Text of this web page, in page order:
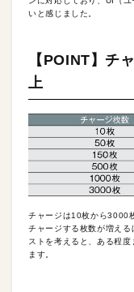
いと感じました。
【POINT】チ
上
チャージは10枚から3000
チャージする枚数が増え
ストを考えると、ある程
ます。